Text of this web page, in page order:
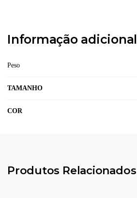
Informação adicional
Peso
TAMANHO
COR
Produtos Relacionados